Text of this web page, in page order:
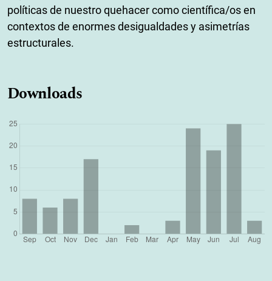
políticas de nuestro quehacer como científica/os en
contextos de enormes desigualdades y asimetrías
estructurales.
Downloads